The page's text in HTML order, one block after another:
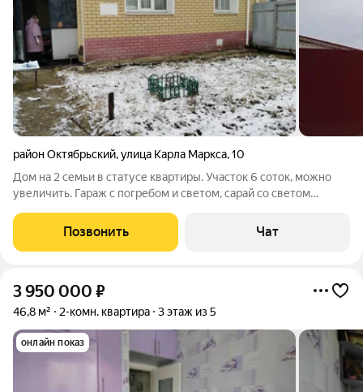
район Октябрьский,улица Карла Маркса,10
Дом на 2 семьи в статусе квартиры. Участок 6 соток, можно
увеличить. Гараж с погребом и светом, сарай со светом
коммуникациями, укреплен внутри бетоном. Теплица на
участке, весь участок чистый(раньше было
Позвонить Чат
3 950 000 ₽
46,8 м² 2-комн. квартира 3 этаж из 5
онлайн показ